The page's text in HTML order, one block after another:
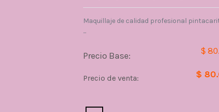
Maquillaje de calidad profesional
...
Precio Base: $
Precio de venta: $